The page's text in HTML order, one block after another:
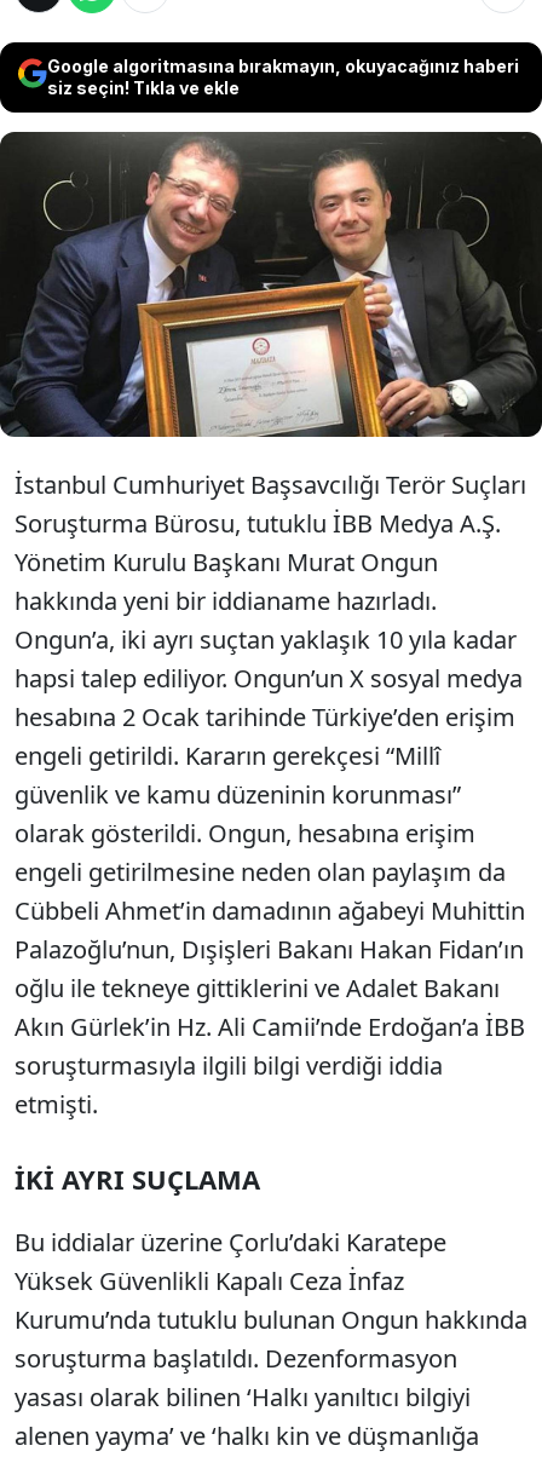
Google algoritmasına bırakmayın, okuyacağınız haberi
siz seçin! Tıkla ve ekle
İBB’ye yönelik soruşturmada tutuklu
bulunan Murat Ongun hakkında, yaptığı bir
sosyal medya paylaşımı nedeniyle ‘Yanıltıcı
Bilgiyi Alenen Yayma’ suçundan iddianame
hazırlandı.
İstanbul Cumhuriyet Başsavcılığı Terör Suçları
Soruşturma Bürosu, tutuklu İBB Medya A.Ş.
Yönetim Kurulu Başkanı Murat Ongun
hakkında yeni bir iddianame hazırladı.
Ongun’a, iki ayrı suçtan yaklaşık 10 yıla kadar
hapsi talep ediliyor. Ongun’un X sosyal medya
hesabına 2 Ocak tarihinde Türkiye’den erişim
engeli getirildi. Kararın gerekçesi “Millî
güvenlik ve kamu düzeninin korunması”
olarak gösterildi. Ongun, hesabına erişim
engeli getirilmesine neden olan paylaşım da
Cübbeli Ahmet’in damadının ağabeyi Muhittin
Palazoğlu’nun, Dışişleri Bakanı Hakan Fidan’ın
oğlu ile tekneye gittiklerini ve Adalet Bakanı
Akın Gürlek’in Hz. Ali Camii’nde Erdoğan’a İBB
soruşturmasıyla ilgili bilgi verdiği iddia
etmişti.
İKİ AYRI SUÇLAMA
Bu iddialar üzerine Çorlu’daki Karatepe
Yüksek Güvenlikli Kapalı Ceza İnfaz
Kurumu’nda tutuklu bulunan Ongun hakkında
soruşturma başlatıldı. Dezenformasyon
yasası olarak bilinen ‘Halkı yanıltıcı bilgiyi
alenen yayma’ ve ‘halkı kin ve düşmanlığa